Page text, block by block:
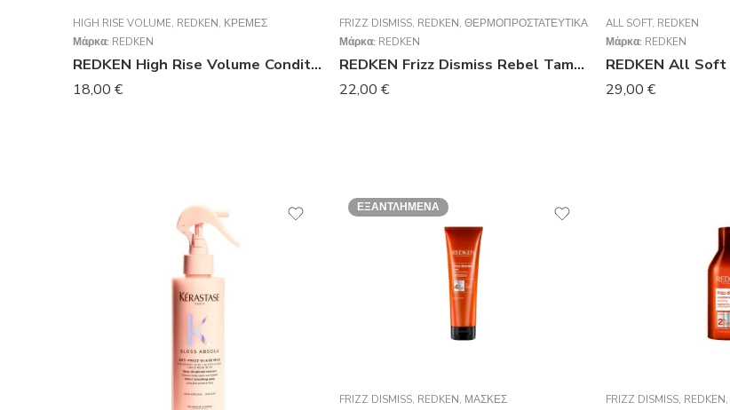
HIGH RISE VOLUME, REDKEN, ΚΡΈΜΕΣ
Μάρκα: REDKEN
REDKEN High Rise Volume Conditioner 300ml
18,00 €
FRIZZ DISMISS, REDKEN, ΘΕΡΜΟΠΡΟΣΤΑΤΕΥΤΙΚΆ
Μάρκα: REDKEN
REDKEN Frizz Dismiss Rebel Tame 250ml
22,00 €
ALL SOFT, REDKEN
Μάρκα: REDKEN
29,00 €
ΕΞΑΝΤΛΗΜΈΝΑ
FRIZZ DISMISS, REDKEN, ΜΆΣΚΕΣ
FRIZZ DISMISS, REDKEN,